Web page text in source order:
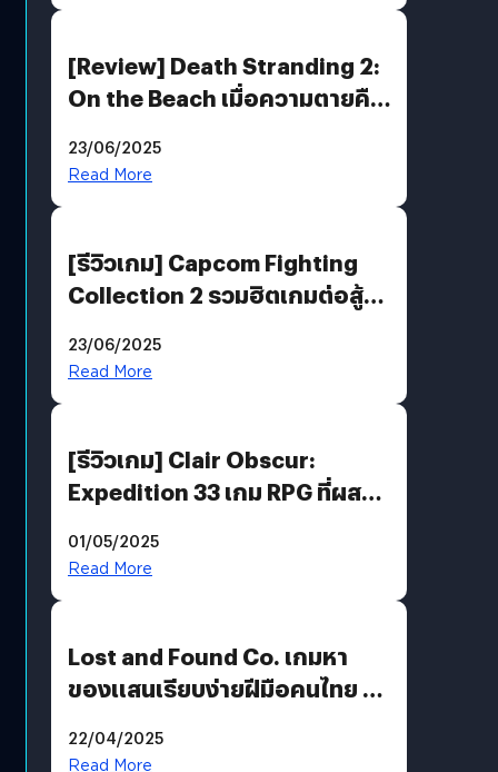
[Review] Death Stranding 2:
On the Beach เมื่อความตายคือ
พันธะสุดท้ายของมนุษย์
23/06/2025
Read More
[รีวิวเกม] Capcom Fighting
Collection 2 รวมฮิตเกมต่อสู้ใน
23/06/2025
Read More
[รีวิวเกม] Clair Obscur:
Expedition 33 เกม RPG ที่ผสาน
ได้ลงตัว
01/05/2025
Read More
Lost and Found Co. เกมหา
ของแสนเรียบง่ายฝีมือคนไทย ที่
ตัวคุณ
22/04/2025
Read More